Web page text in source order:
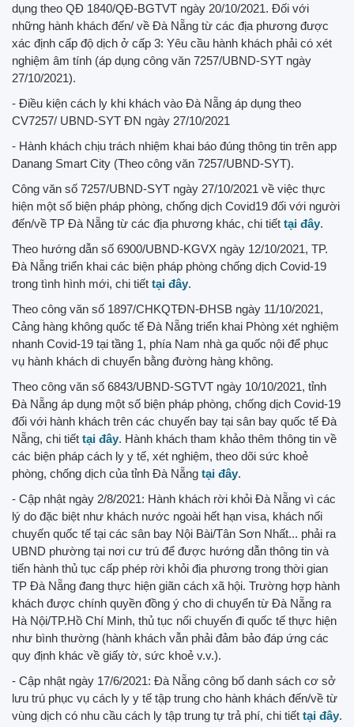
dụng theo QĐ 1840/QĐ-BGTVT ngày 20/10/2021. Đối với
những hành khách đến/ về Đà Nẵng từ các địa phương được
xác định cấp độ dịch ở cấp 3: Yêu cầu hành khách phải có xét
nghiệm âm tính (áp dụng công văn 7257/UBND-SYT ngày
27/10/2021).
- Điều kiện cách ly khi khách vào Đà Nẵng áp dụng theo
CV7257/ UBND-SYT ĐN ngày 27/10/2021
- Hành khách chịu trách nhiệm khai báo đúng thông tin trên app
Danang Smart City (Theo công văn 7257/UBND-SYT).
Công văn số 7257/UBND-SYT ngày 27/10/2021 về việc thực
hiện một số biện pháp phòng, chống dịch Covid19 đối với người
đến/về TP Đà Nẵng từ các địa phương khác, chi tiết tại đây.
Theo hướng dẫn số 6900/UBND-KGVX ngày 12/10/2021, TP.
Đà Nẵng triển khai các biện pháp phòng chống dịch Covid-19
trong tình hình mới, chi tiết tại đây.
Theo công văn số 1897/CHKQTĐN-ĐHSB ngày 11/10/2021,
Cảng hàng không quốc tế Đà Nẵng triển khai Phòng xét nghiệm
nhanh Covid-19 tại tầng 1, phía Nam nhà ga quốc nội để phục
vụ hành khách di chuyển bằng đường hàng không.
Theo công văn số 6843/UBND-SGTVT ngày 10/10/2021, tỉnh
Đà Nẵng áp dụng một số biện pháp phòng, chống dịch Covid-19
đối với hành khách trên các chuyến bay tại sân bay quốc tế Đà
Nẵng, chi tiết tại đây. Hành khách tham khảo thêm thông tin về
các biện pháp cách ly y tế, xét nghiệm, theo dõi sức khoẻ
phòng, chống dịch của tỉnh Đà Nẵng tại đây.
- Cập nhật ngày 2/8/2021: Hành khách rời khỏi Đà Nẵng vì các
lý do đặc biệt như khách nước ngoài hết hạn visa, khách nối
chuyến quốc tế tại các sân bay Nội Bài/Tân Sơn Nhất... phải ra
UBND phường tại nơi cư trú để được hướng dẫn thông tin và
tiến hành thủ tục cấp phép rời khỏi địa phương trong thời gian
TP Đà Nẵng đang thực hiện giãn cách xã hội. Trường hợp hành
khách được chính quyền đồng ý cho di chuyển từ Đà Nẵng ra
Hà Nội/TP.Hồ Chí Minh, thủ tục nối chuyến đi quốc tế thực hiện
như bình thường (hành khách vẫn phải đảm bảo đáp ứng các
quy định khác về giấy tờ, sức khoẻ v.v.).
- Cập nhật ngày 17/6/2021: Đà Nẵng công bố danh sách cơ sở
lưu trú phục vụ cách ly y tế tập trung cho hành khách đến/về từ
vùng dịch có nhu cầu cách ly tập trung tự trả phí, chi tiết tại đây.